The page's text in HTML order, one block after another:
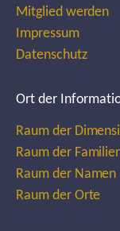
Mitglied werden
Impressum
Datenschutz
Ort der
Raum der
Raum der
Raum der Namen
Raum der Orte